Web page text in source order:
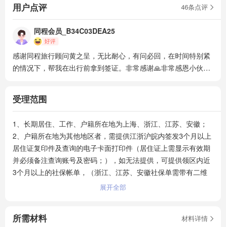
用户点评 46条点评
同程会员_B34C03DEA25
感谢同程旅行顾问黄之呈，无比耐心，有问必回，在时间特别紧
的情况下，帮我在出行前拿到签证。非常感谢🙏非常感恩小伙子
受理范围
1、长期居住、工作、户籍所在地为上海、浙江、江苏、安徽；
2、户籍所在地为其他地区者，需提供江浙沪皖内签发3个月以上
居住证复印件及查询的电子卡面打印件（居住证上需显示有效期
并必须备注查询账号及密码；），如无法提供，可提供领区内近
3个月以上的社保帐单，（浙江、江苏、安徽社保单需带有二维
码）或领区内近3个月以上的税单，如是在校在读学生提供学信
证；
展开全部
所需材料 材料详情